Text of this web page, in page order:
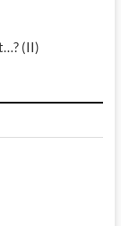
(II)